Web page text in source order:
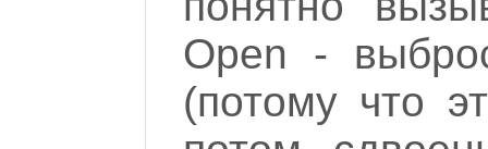
Open -
(потому что